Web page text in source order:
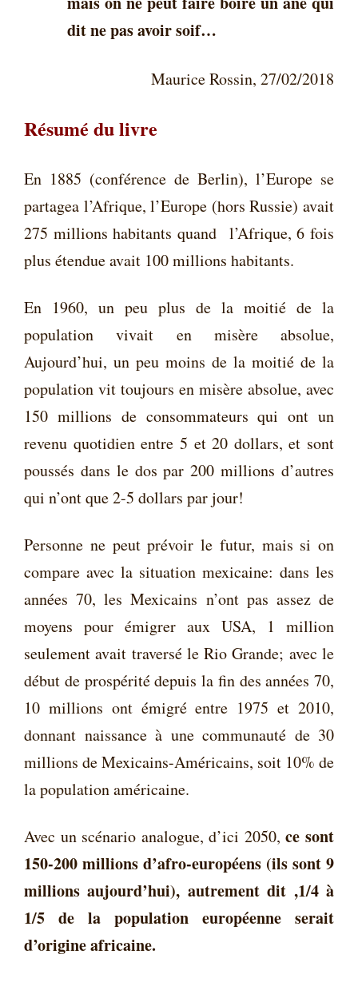
dit ne pas avoir soif…
Maurice Rossin, 27/02/2018
Résumé du livre
En 1885 (conférence de Berlin), l’Europe se
partagea l’Afrique, l’Europe (hors Russie) avait
275 millions habitants quand l’Afrique, 6 fois
plus étendue avait 100 millions habitants.
En 1960, un peu plus de la moitié de la
population vivait en misère absolue,
Aujourd’hui, un peu moins de la moitié de la
population vit toujours en misère absolue, avec
150 millions de consommateurs qui ont un
revenu quotidien entre 5 et 20 dollars, et sont
poussés dans le dos par 200 millions d’autres
qui n’ont que 2-5 dollars par jour!
Personne ne peut prévoir le futur, mais si on
compare avec la situation mexicaine: dans les
années 70, les Mexicains n’ont pas assez de
moyens pour émigrer aux USA, 1 million
seulement avait traversé le Rio Grande; avec le
début de prospérité depuis la fin des années 70,
10 millions ont émigré entre 1975 et 2010,
donnant naissance à une communauté de 30
millions de Mexicains-Américains, soit 10% de
la population américaine.
Avec un scénario analogue, d’ici 2050,ce sont
150-200 millions d’afro-européens (ils sont 9
millions aujourd’hui), autrement dit ,1/4 à
1/5 de la population européenne serait
d’origine africaine.